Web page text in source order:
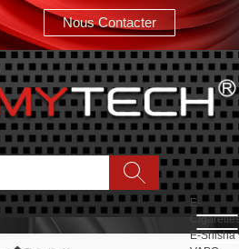
Nous Contacter
E-
E-Shisha